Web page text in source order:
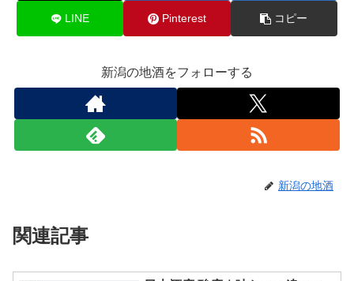
LINE Pinterest コピー
新潟の地酒をフォローする
新潟の地酒
関連記事